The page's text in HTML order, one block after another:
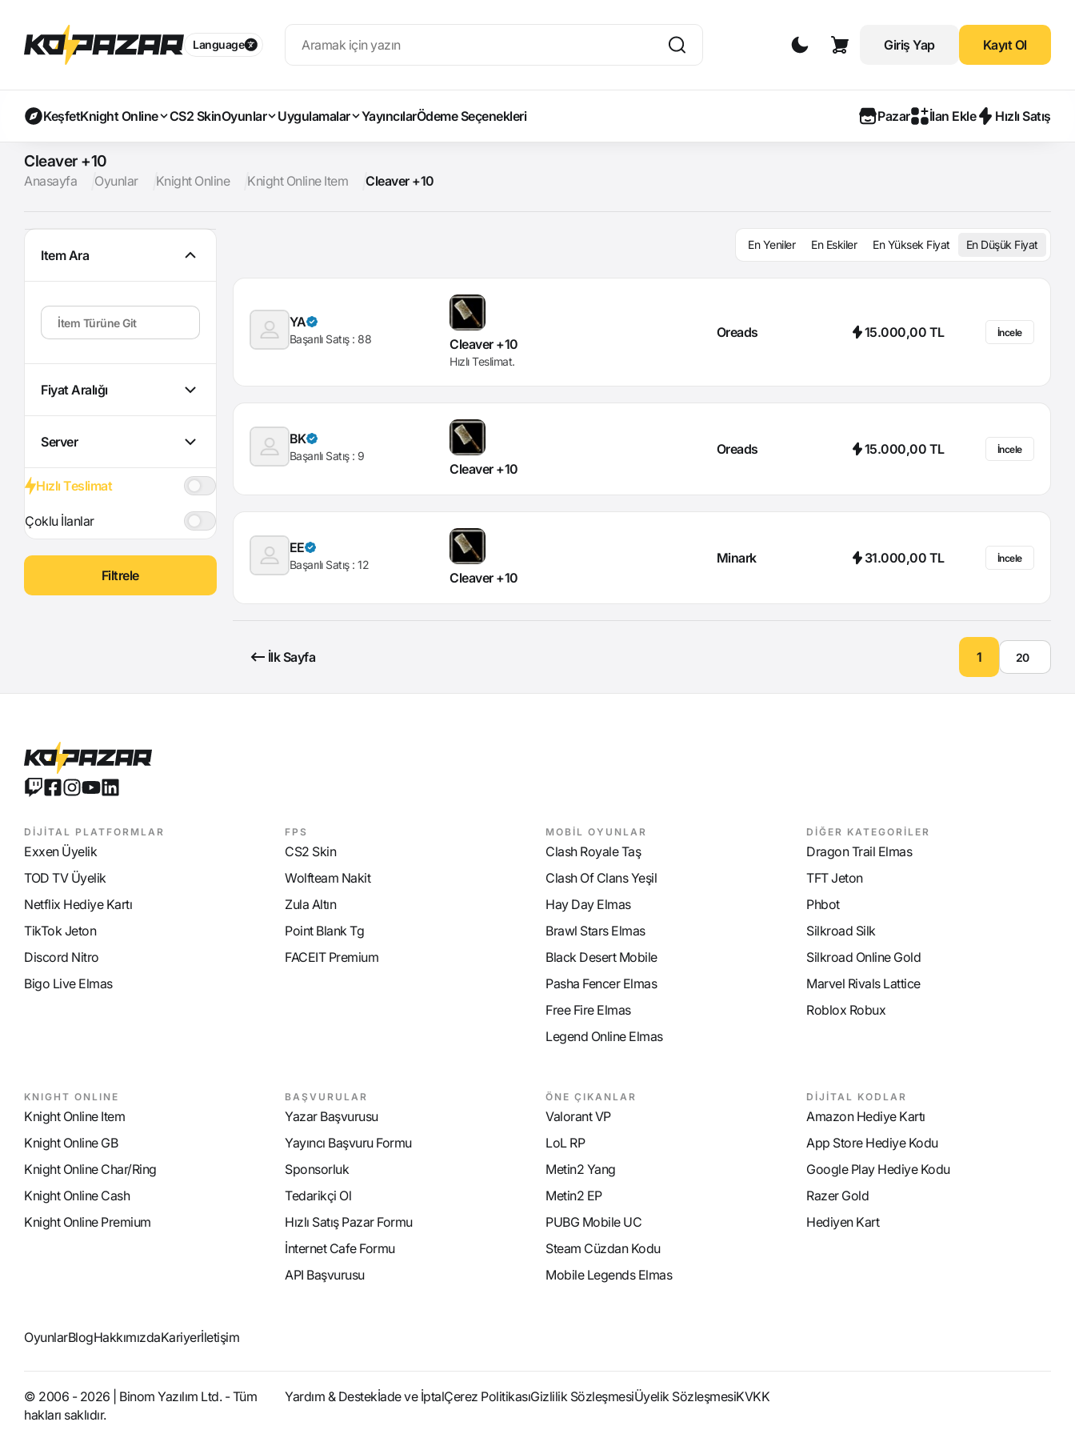
Language Giriş Yap Kayıt Ol
KeşfetKnight Online CS2 SkinOyunlar Uygulamalar YayıncılarÖdeme Seçenekleri Pazar İlan Ekle Hızlı Satış
Cleaver +10
Anasayfa Oyunlar Knight Online Knight Online Item Cleaver +10
Item Ara
Fiyat Aralığı
Server
Hızlı Teslimat
Çoklu İlanlar
Filtrele
En Yeniler En Eskiler En Yüksek Fiyat En Düşük Fiyat
YA
Başarılı Satış :88 Cleaver +10
Hızlı Teslimat.
Oreads 15.000,00 TL İncele
BK
Başarılı Satış : 9
Cleaver +10
Oreads 15.000,00 TL İncele
EE
Başarılı Satış :12
Cleaver +10
Minark 31.000,00 TL İncele
İlk Sayfa 1
DİJİTAL PLATFORMLAR
Exxen Üyelik
TOD TV Üyelik
Netflix Hediye Kartı
TikTok Jeton
Discord Nitro
Bigo Live Elmas
FPS
CS2 Skin
Wolfteam Nakit
Zula Altın
Point Blank Tg
FACEIT Premium
MOBİL OYUNLAR
Clash Royale Taş
Clash Of Clans Yeşil
Hay Day Elmas
Brawl Stars Elmas
Black Desert Mobile
Pasha Fencer Elmas
Free Fire Elmas
Legend Online Elmas
DİĞER KATEGORİLER
Dragon Trail Elmas
TFT Jeton
Phbot
Silkroad Silk
Silkroad Online Gold
Marvel Rivals Lattice
Roblox Robux
KNIGHT ONLINE
Knight Online Item
Knight Online GB
Knight Online Char/Ring
Knight Online Cash
Knight Online Premium
BAŞVURULAR
Yazar Başvurusu
Yayıncı Başvuru Formu
Sponsorluk
Tedarikçi Ol
Hızlı Satış Pazar Formu
İnternet Cafe Formu
API Başvurusu
ÖNE ÇIKANLAR
Valorant VP
LoL RP
Metin2 Yang
Metin2 EP
PUBG Mobile UC
Steam Cüzdan Kodu
Mobile Legends Elmas
DİJİTAL KODLAR
Amazon Hediye Kartı
App Store Hediye Kodu
Google Play Hediye Kodu
Razer Gold
Hediyen Kart
OyunlarBlogHakkımızdaKariyerİletişim
© 2006 - 2026 | Binom Yazılım Ltd. - Tüm
hakları saklıdır.
Yardım & Destekİade ve İptalÇerez PolitikasıGizlilik SözleşmesiÜyelik SözleşmesiKVKK